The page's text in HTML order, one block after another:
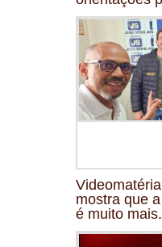
mostra que
é muito